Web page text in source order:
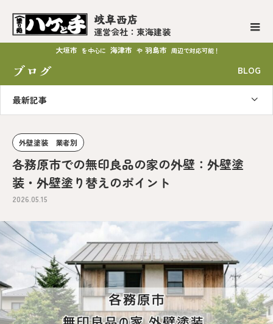
岐阜西店
運営会社：東海建装
大垣市 を中心に 海津市 や 羽島市 周辺で対応可能！
ブログ BLOG
最新記事
外壁塗装 業者別
各務原市での無印良品の家の外壁：外壁塗
装・外壁塗り替えのポイント
2026.05.15